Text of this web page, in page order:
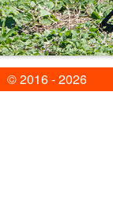
2016 - 2026